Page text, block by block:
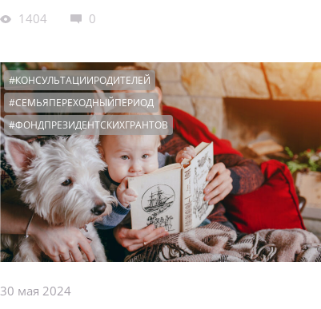
1404 0
#КОНСУЛЬТАЦИИРОДИТЕЛЕЙ
#СЕМЬЯПЕРЕХОДНЫЙПЕРИОД
#ФОНДПРЕЗИДЕНТСКИХГРАНТОВ
30 мая 2024